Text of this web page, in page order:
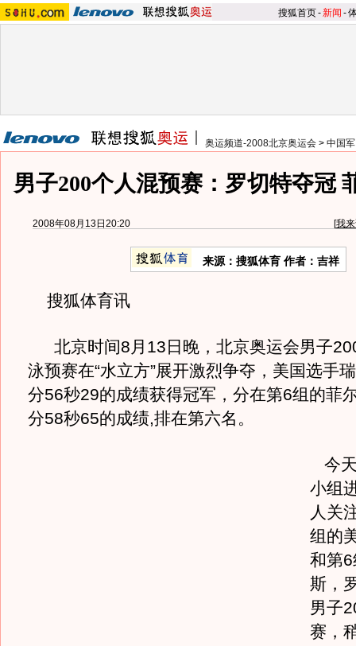
搜狐首页-新闻 -
奥运频道-2008北京奥运会 > 中国
男子200个人混预赛：罗切特夺冠
2008年08月13日20:20 [我
来源：搜狐体育 作者：吉祥
搜狐体育讯
北京时间8月13日晚，北京奥运会男子
泳预赛在“水立方”展开激烈争夺，美国选手
分56秒29的成绩获得冠军，分在第6组的菲
分58秒65的成绩,排在第六名。
今
小组
人关
组的
和第
斯，
男子
赛，